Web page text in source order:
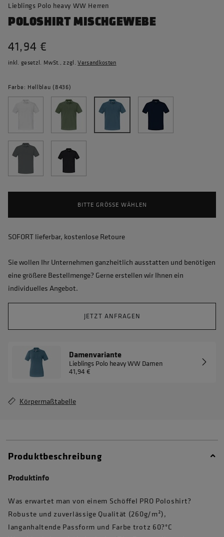
Lieblings Polo heavy WW Herren
POLOSHIRT MISCHGEWEBE
41,94 €
inkl. gesetzl. MwSt., zzgl.Versandkosten
Farbe: Hellblau (8436)
BITTE GRÖSSE WÄHLEN
SOFORT lieferbar, kostenlose Retoure
Sie wollen Ihr Unternehmen ganzheitlich ausstatten und benötigen
eine größere Bestellmenge? Gerne erstellen wir Ihnen ein
individuelles Angebot.
JETZT ANFRAGEN
Damenvariante
Lieblings Polo heavy WW Damen
41,94 €
Körpermaßtabelle
Produktbeschreibung
Produktinfo
Was erwartet man von einem Schöffel PRO Poloshirt?
Robuste und zuverlässige Qualität (260g/m²),
langanhaltende Passform und Farbe trotz 60?°C